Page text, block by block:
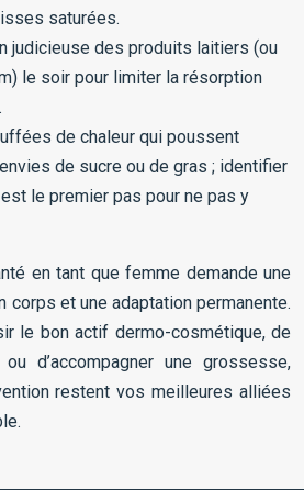
saturées.
judicieuse des produits laitiers (ou
le soir pour limiter la résorption
de chaleur qui poussent
de sucre ou de gras ; identifier
le premier pas pour ne pas y
en tant que femme demande une
corps et une adaptation permanente.
le bon actif dermo-cosmétique, de
d’accompagner une grossesse,
restent vos meilleures alliées